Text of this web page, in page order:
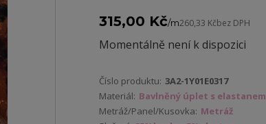
315,00 Kč/m260,33 Kčbez DPH
Momentálně není k dispozici
Číslo produktu: 3A2-1Y01E0317
Materiál: Bavlněný úplet s elastanem
Metráž/Panel/Kusovka: Metráž